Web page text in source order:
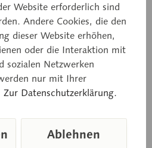
der Sehnerv
die Schädelbasis gezeigt,
In 8 Teile
und äußerer gerader
der Lederhaut,
Glaskörper, Linse,
Website erforderlich sind
Andere Cookies, die den
dieser Website erhöhen,
oder die Interaktion mit
sozialen Netzwerken
nur mit Ihrer
Zur Datenschutzerklärung.
Ablehnen